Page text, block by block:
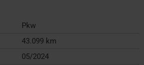
Pkw
43.099 km
05/2024